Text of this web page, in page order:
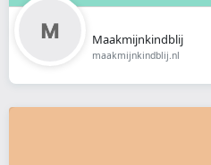
Maakmijnkindblij
maakmijnkindblij.nl